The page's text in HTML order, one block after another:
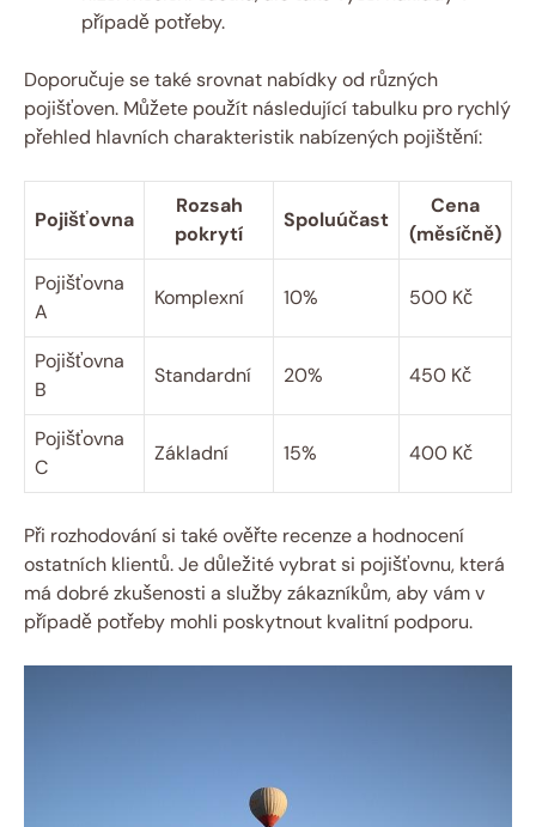
případě potřeby.
Doporučuje se také​ srovnat nabídky od různých
pojišťoven. Můžete​ použít následující tabulku pro rychlý
přehled hlavních charakteristik nabízených pojištění:
Pojišťovna
Rozsah‍
pokrytí
Spoluúčast
Cena
(měsíčně)
Pojišťovna
A
Komplexní 10% 500 Kč
Pojišťovna
B
Standardní 20% 450 Kč
Pojišťovna
C
Základní 15% 400 Kč
Při rozhodování si také ověřte recenze a hodnocení
ostatních klientů. Je důležité vybrat si pojišťovnu, která​
má dobré zkušenosti⁣ a služby zákazníkům, aby vám ​v​
případě potřeby mohli poskytnout kvalitní podporu.